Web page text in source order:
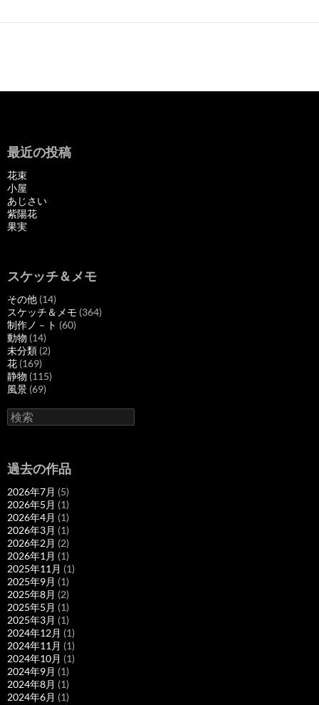
最近の投稿
花束
小屋
あじさい
紫陽花
果実
スケッチ＆メモ
その他 (14)
スケッチ＆メモ (364)
制作ノ－ト (60)
動物 (14)
未分類 (2)
花 (169)
静物 (115)
風景 (69)
検
索
過去の作品
2026年7月 (5)
2026年5月 (1)
2026年4月 (1)
2026年3月 (1)
2026年2月 (2)
2026年1月 (1)
2025年11月 (1)
2025年9月 (1)
2025年8月 (2)
2025年5月 (1)
2025年3月 (1)
2024年12月 (1)
2024年11月 (1)
2024年10月 (1)
2024年9月 (1)
2024年8月 (1)
2024年6月 (1)